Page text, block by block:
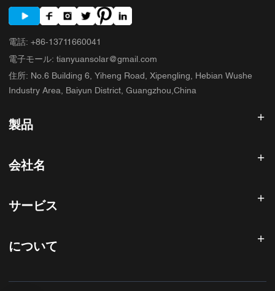
電話: +86-13711660041
電子モール: tianyuansolar@gmail.com
住所: No.6 Building 6, Yiheng Road, Xipengling, Hebian Wushe
Industry Area, Baiyun District, Guangzhou,China
製品
ソーラーパネル
太陽光発電システム
ソーラー充電コントローラー
会社名
製品
私たちについて
サービス
返金ポリシー
について